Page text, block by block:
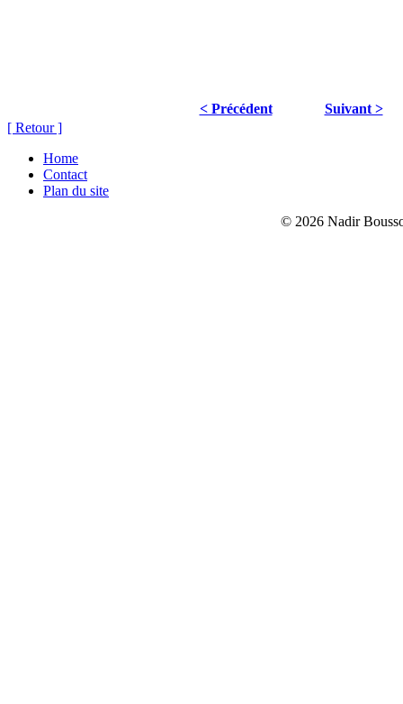
< Précédent
Suivant >
[ Retour ]
Home
Contact
Plan du site
© 2026 Nadir